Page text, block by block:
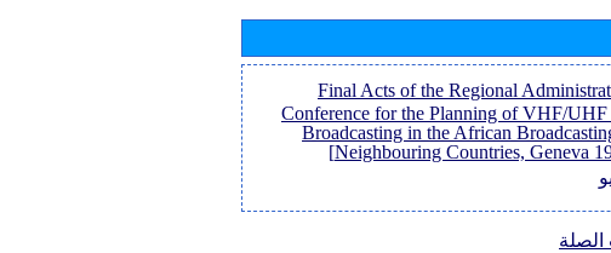
[Final Acts of the Regional
Conference for the Planning of VHF/UHF
Broadcasting in the African
Neighbouring Countries, Geneva
الصلة